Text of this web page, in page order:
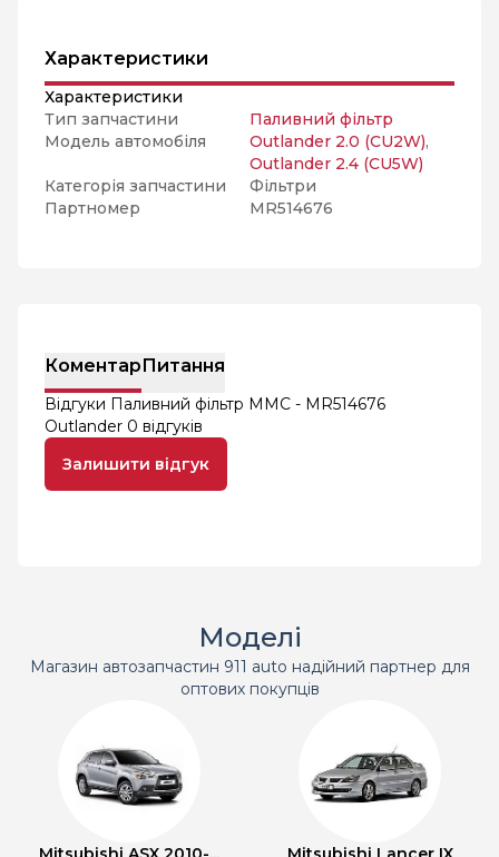
Характеристики
Характеристики
Тип запчастини
Паливний фільтр
Модель автомобіля
Outlander 2.0 (CU2W),
Outlander 2.4 (CU5W)
Категорія запчастини
Фільтри
Партномер
MR514676
КоментарПитання
Відгуки Паливний фільтр MMC - MR514676
Outlander 0 відгуків
Залишити відгук
Моделі
Магазин автозапчастин 911 auto надійний партнер для
оптових покупців